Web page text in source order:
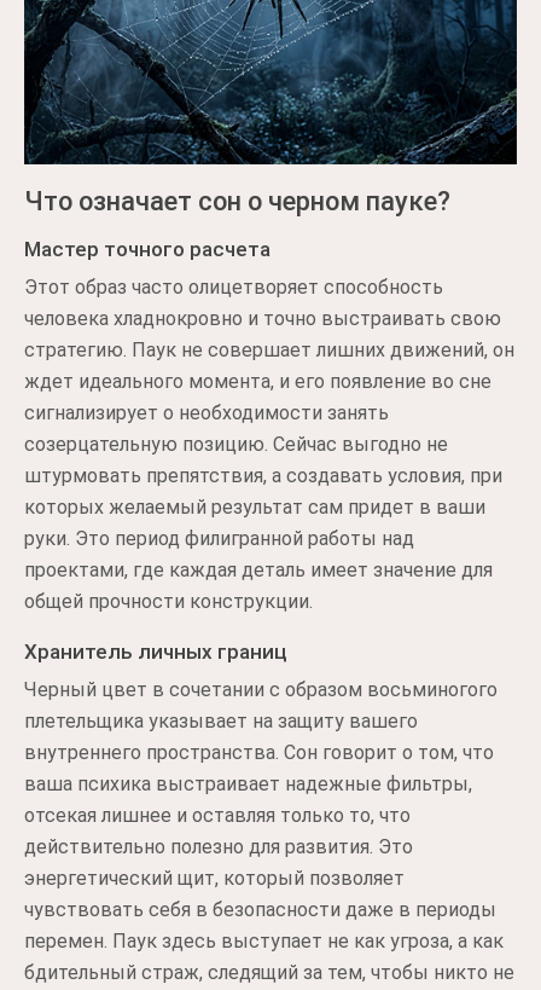
Что означает сон о черном пауке?
Мастер точного расчета
Этот образ часто олицетворяет способность
человека хладнокровно и точно выстраивать свою
стратегию. Паук не совершает лишних движений, он
ждет идеального момента, и его появление во сне
сигнализирует о необходимости занять
созерцательную позицию. Сейчас выгодно не
штурмовать препятствия, а создавать условия, при
которых желаемый результат сам придет в ваши
руки. Это период филигранной работы над
проектами, где каждая деталь имеет значение для
общей прочности конструкции.
Хранитель личных границ
Черный цвет в сочетании с образом восьминогого
плетельщика указывает на защиту вашего
внутреннего пространства. Сон говорит о том, что
ваша психика выстраивает надежные фильтры,
отсекая лишнее и оставляя только то, что
действительно полезно для развития. Это
энергетический щит, который позволяет
чувствовать себя в безопасности даже в периоды
перемен. Паук здесь выступает не как угроза, а как
бдительный страж, следящий за тем, чтобы никто не